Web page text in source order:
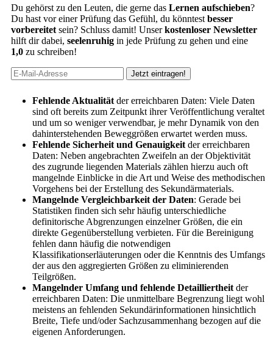
Du gehörst zu den Leuten, die gerne das Lernen aufschieben?
Du hast vor einer Prüfung das Gefühl, du könntest besser
vorbereitet sein? Schluss damit! Unserkostenloser Newsletter
hilft dir dabei, seelenruhig in jede Prüfung zu gehen und eine
1,0 zu schreiben!
Fehlende Aktualität der erreichbaren Daten: Viele Daten
sind oft bereits zum Zeitpunkt ihrer Veröffentlichung veraltet
und um so weniger verwendbar, je mehr Dynamik von den
dahinterstehenden Beweggrößen erwartet werden muss.
Fehlende Sicherheit und Genauigkeit der erreichbaren
Daten: Neben angebrachten Zweifeln an der Objektivität
des zugrunde liegenden Materials zählen hierzu auch oft
mangelnde Einblicke in die Art und Weise des methodischen
Vorgehens bei der Erstellung des Sekundärmaterials.
Mangelnde Vergleichbarkeit der Daten: Gerade bei
Statistiken finden sich sehr häufig unterschiedliche
definitorische Abgrenzungen einzelner Größen, die ein
direkte Gegenüberstellung verbieten. Für die Bereinigung
fehlen dann häufig die notwendigen
Klassifikationserläuterungen oder die Kenntnis des Umfangs
der aus den aggregierten Größen zu eliminierenden
Teilgrößen.
Mangelnder Umfang und fehlende Detailliertheit der
erreichbaren Daten: Die unmittelbare Begrenzung liegt wohl
meistens an fehlenden Sekundärinformationen hinsichtlich
Breite, Tiefe und/oder Sachzusammenhang bezogen auf die
eigenen Anforderungen.